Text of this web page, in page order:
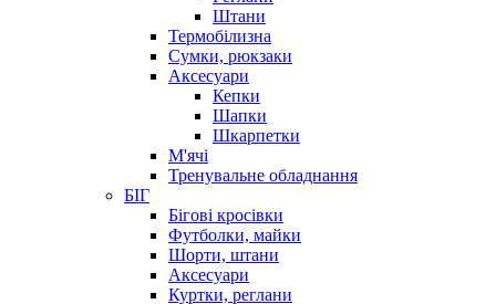
Штани
Термобілизна
Сумки, рюкзаки
Аксесуари
Кепки
Шапки
Шкарпетки
М'ячі
Тренувальне обладнання
БІГ
Бігові кросівки
Футболки, майки
Шорти, штани
Аксесуари
Куртки, реглани